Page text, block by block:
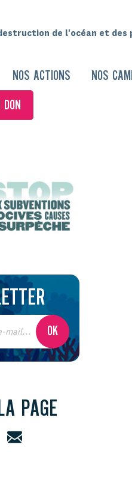
de l'océan et des
NOS ACTIONS NOS
DON
PAGE